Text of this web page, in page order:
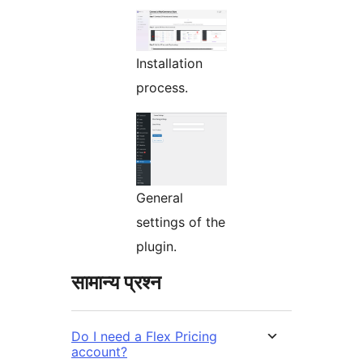
Installation
process.
General
settings of the
plugin.
सामान्य प्रश्न
Do I need a Flex Pricing
account?